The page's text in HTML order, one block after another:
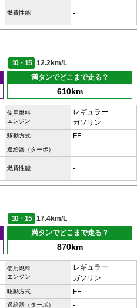
燃費性能 -
10・15
12.2km/L
満タンでどこまで走る？
610km
使用燃料
エンジン
レギュラー
ガソリン
駆動方式 FF
過給器（ターボ） -
燃費性能 -
10・15
17.4km/L
満タンでどこまで走る？
870km
使用燃料
エンジン
レギュラー
ガソリン
駆動方式 FF
過給器（ターボ） -